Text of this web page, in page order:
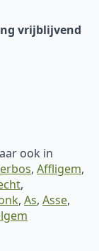
vrijblijvend
ook in
, Affligem,
,
, As, Asse,